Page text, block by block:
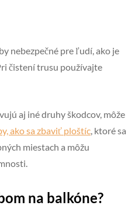
nebezpečné pre ľudí, ako je
čistení trusu používajte
aj iné druhy škodcov, môže
ako sa zbaviť ploštíc, ktoré sa
miestach a môžu
na balkóne?